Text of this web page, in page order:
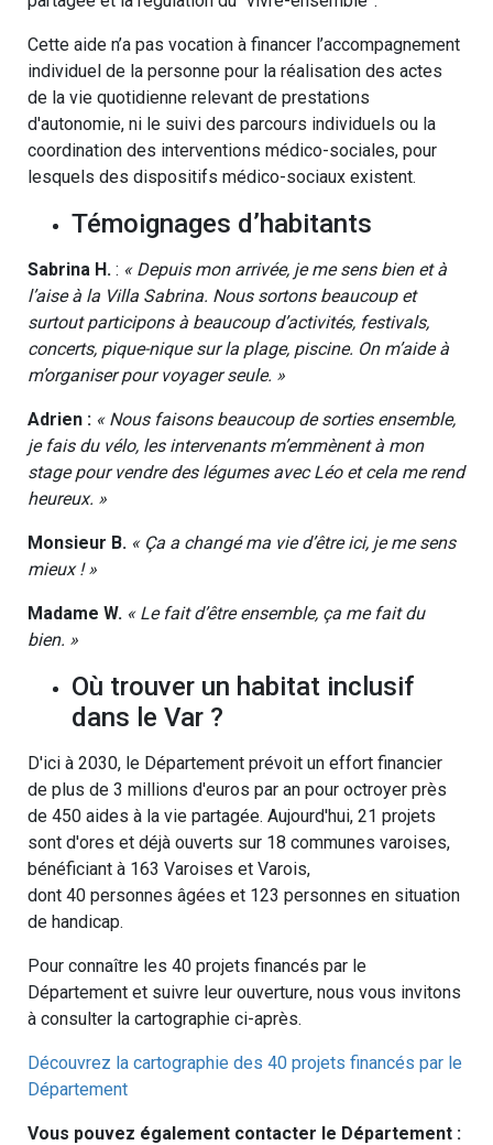
Cette aide n’a pas vocation à financer l’accompagnement
individuel de la personne pour la réalisation des actes
de la vie quotidienne relevant de prestations
d'autonomie, ni le suivi des parcours individuels ou la
coordination des interventions médico-sociales, pour
lesquels des dispositifs médico-sociaux existent.
Témoignages d’habitants
Sabrina H. : « Depuis mon arrivée, je me sens bien et à
l’aise à la Villa Sabrina. Nous sortons beaucoup et
surtout participons à beaucoup d’activités, festivals,
concerts, pique-nique sur la plage, piscine. On m’aide à
m’organiser pour voyager seule. »
Adrien : « Nous faisons beaucoup de sorties ensemble,
je fais du vélo, les intervenants m’emmènent à mon
stage pour vendre des légumes avec Léo et cela me rend
heureux. »
Monsieur B. « Ça a changé ma vie d’être ici, je me sens
mieux ! »
Madame W. « Le fait d’être ensemble, ça me fait du
bien. »
Où trouver un habitat inclusif
dans le Var ?
D'ici à 2030, le Département prévoit un effort financier
de plus de 3 millions d'euros par an pour octroyer près
de 450 aides à la vie partagée. Aujourd'hui, 21 projets
sont d'ores et déjà ouverts sur 18 communes varoises,
bénéficiant à 163 Varoises et Varois,
dont 40 personnes âgées et 123 personnes en situation
de handicap.
Pour connaître les 40 projets financés par le
Département et suivre leur ouverture, nous vous invitons
à consulter la cartographie ci-après.
Découvrez la cartographie des 40 projets financés par le
Département
Vous pouvez également contacter le Département :